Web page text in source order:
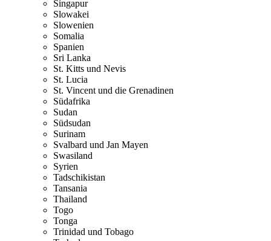
Singapur
Slowakei
Slowenien
Somalia
Spanien
Sri Lanka
St. Kitts und Nevis
St. Lucia
St. Vincent und die Grenadinen
Südafrika
Sudan
Südsudan
Surinam
Svalbard und Jan Mayen
Swasiland
Syrien
Tadschikistan
Tansania
Thailand
Togo
Tonga
Trinidad und Tobago